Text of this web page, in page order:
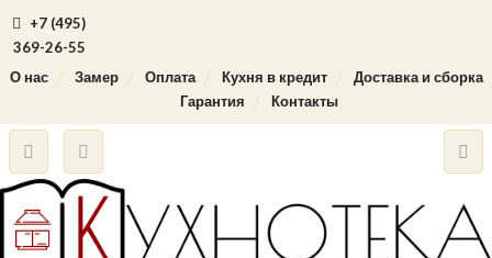
+7 (495)
369-26-55
О нас
Замер Оплата Кухня в кредит
Доставка и сборка
Гарантия
Контакты